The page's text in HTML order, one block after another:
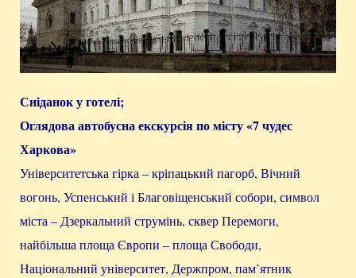
Сніданок у готелі;
Оглядова автобусна екскурсія по місту «7 чудес
Харкова»
Університетська гірка – кріпацький пагорб, Вічний
вогонь, Успенський і Благовіщенський собори, символ
міста – Дзеркальний струмінь, сквер Перемоги,
найбільша площа Європи – площа Свободи,
Національний університет, Держпром, пам’ятник